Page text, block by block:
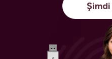
Şimdi